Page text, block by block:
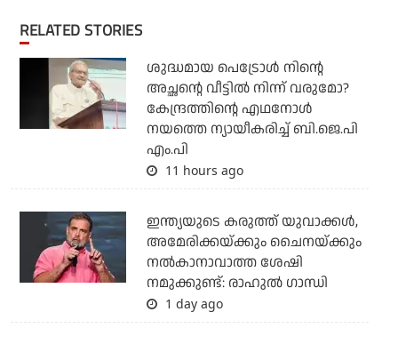
RELATED STORIES
ശുദ്ധമായ പെട്രോള്‍ നിന്റെ
അച്ഛന്റെ വീട്ടില്‍ നിന്ന് വരുമോ?
കേന്ദ്രത്തിന്റെ എഥനോള്‍
നയത്തെ ന്യായീകരിച്ച് ബി.ജെ.പി
എം.പി
11 hours ago
ഇന്ത്യയുടെ കരുത്ത് യുവാക്കള്‍,
അമേരിക്കയ്ക്കും ചൈനയ്ക്കും
നല്‍കാനാവാത്ത ശേഷി
നമുക്കുണ്ട്: രാഹുല്‍ ഗാന്ധി
1 day ago